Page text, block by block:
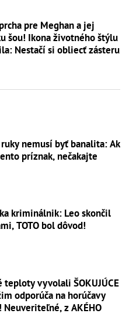
pre Meghan a jej
šou! Ikona životného štýlu
Nestačí si obliecť zásteru
nemusí byť banalita: Ak
príznak, nečakajte
kriminálnik: Leo skončil
TOTO bol dôvod!
teploty vyvolali ŠOKUJÚCE
odporúča na horúčavy
Neuveriteľné, z AKÉHO